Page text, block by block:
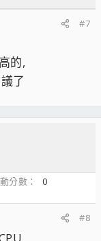
#7
的,
了
分數
0
#8